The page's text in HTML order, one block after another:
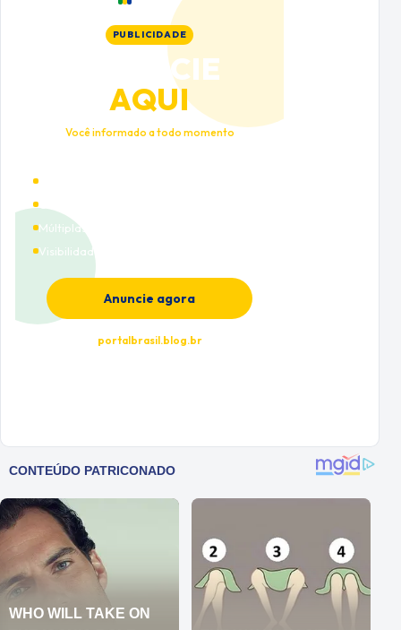
PUBLICIDADE
ANUNCIE
AQUI
Você informado a todo momento
Múltiplas categorias
Visibilidade premium
Anuncie agora
portalbrasil.blog.br